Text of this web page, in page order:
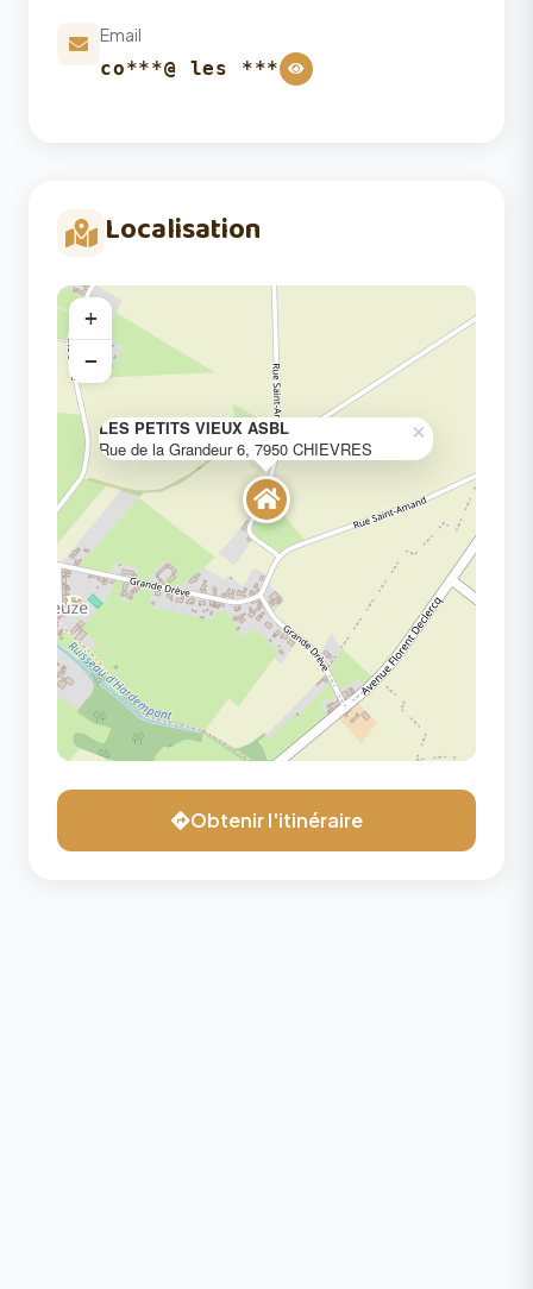
Email
co***@ les ***
Localisation
LES PETITS VIEUX ASBL
Rue de la Grandeur 6, 7950 CHIEVRES
×
+
−
Obtenir l'itinéraire